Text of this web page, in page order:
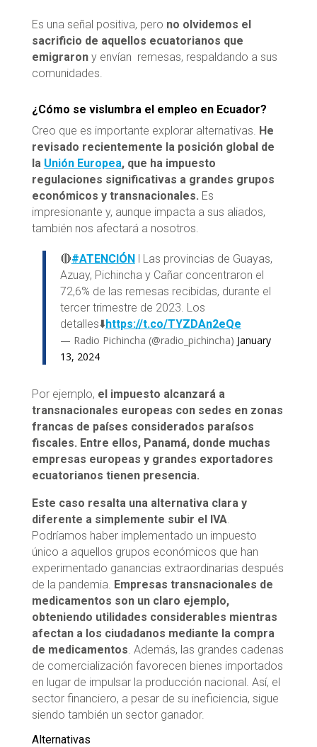
Es una señal positiva, pero no olvidemos el
sacrificio de aquellos ecuatorianos que
emigraron y envían remesas, respaldando a sus
comunidades.
¿Cómo se vislumbra el empleo en Ecuador?
Creo que es importante explorar alternativas. He
revisado recientemente la posición global de
la Unión Europea, que ha impuesto
regulaciones significativas a grandes grupos
económicos y transnacionales. Es
impresionante y, aunque impacta a sus aliados,
también nos afectará a nosotros.
🔴#ATENCIÓNl Las provincias de Guayas,
Azuay, Pichincha y Cañar concentraron el
72,6% de las remesas recibidas, durante el
tercer trimestre de 2023. Los
detalles⬇️https://t.co/TYZDAn2eQe
— Radio Pichincha (@radio_pichincha) January
13, 2024
Por ejemplo, el impuesto alcanzará a
transnacionales europeas con sedes en zonas
francas de países considerados paraísos
fiscales. Entre ellos, Panamá, donde muchas
empresas europeas y grandes exportadores
ecuatorianos tienen presencia.
Este caso resalta una alternativa clara y
diferente a simplemente subir el IVA.
Podríamos haber implementado un impuesto
único a aquellos grupos económicos que han
experimentado ganancias extraordinarias después
de la pandemia. Empresas transnacionales de
medicamentos son un claro ejemplo,
obteniendo utilidades considerables mientras
afectan a los ciudadanos mediante la compra
de medicamentos. Además, las grandes cadenas
de comercialización favorecen bienes importados
en lugar de impulsar la producción nacional. Así, el
sector financiero, a pesar de su ineficiencia, sigue
siendo también un sector ganador.
Alternativas